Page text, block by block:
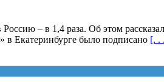
– в 1,4 раза. Об этом
Екатеринбурге было подписано [. .